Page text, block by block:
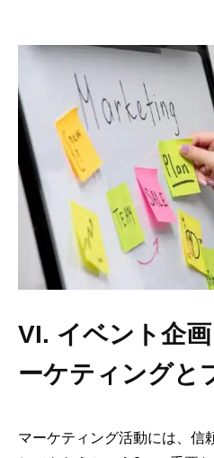
VI. イベント企
ーケティングと
マーケティング活動には、信